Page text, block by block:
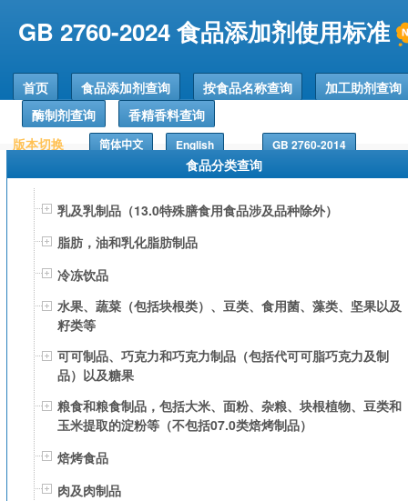
GB 2760-2024 食品添加剂使用标准
首页 食品添加剂查询 按食品名称查询
加工助剂查询
酶制剂查询
香精香料查询
版本切换
简体中文 English GB 2760-2014
食品分类查询
乳及乳制品（13.0特殊膳食用食品涉及品种除外）
脂肪，油和乳化脂肪制品
冷冻饮品
水果、蔬菜（包括块根类）、豆类、食用菌、藻类、坚果以及
籽类等
可可制品、巧克力和巧克力制品（包括代可可脂巧克力及制
品）以及糖果
粮食和粮食制品，包括大米、面粉、杂粮、块根植物、豆类和
玉米提取的淀粉等（不包括07.0类焙烤制品）
焙烤食品
肉及肉制品